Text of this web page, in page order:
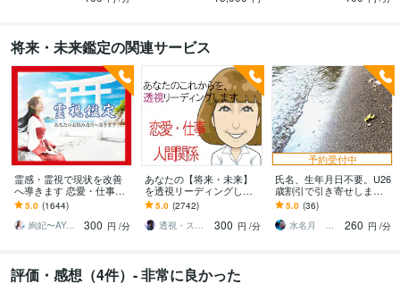
将来・未来鑑定の関連サービス
霊感・霊視で現状を改善
へ導きます 恋愛・仕事・
相手のお気持ち・未来の
兆し✴︎霊視で鑑定します
5.0 (1644)
絢妃〜AYAKI〜霊視鑑定師
300 円 /分
あなたの【将来・未来】
を透視リーディングしま
す 過去世・現世・未来世♦
悩み全般お任せくださ
い。
5.0 (2742)
透視・スピリチュアルリーダー★ひむか
300 円 /分
予約受付中
氏名、生年月日不要。U26
歳割引で引き寄せします
恋愛、仕事、対人の霊
視、霊聴、未来視はこち
らから
5.0 (36)
水名月 みなつき
260 円 /分
評価・感想（4件）- 非常に良かった